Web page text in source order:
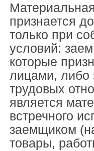
признается
только при
условий:
которые
лицами, либо
трудовых
является
встречного
заемщиком
товары,